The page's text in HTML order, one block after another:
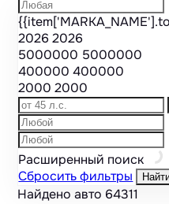
20262026
5000000 5000000
400000400000
20002000
Расширенный поиск
Сбросить фильтры
Найдено авто 64311